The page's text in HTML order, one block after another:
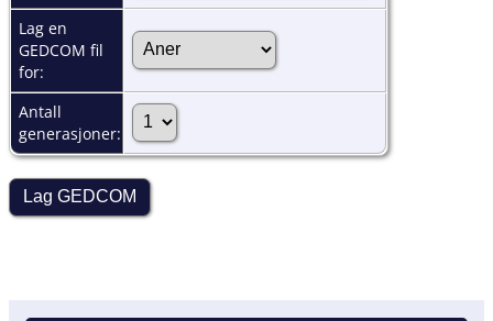
Lag en
GEDCOM fil
for:
Antall
generasjoner: